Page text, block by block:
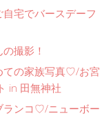
宅でバースデーフ
撮影！
ての家族写真♡/お宮
in 田無神社
ランコ♡/ニューボー